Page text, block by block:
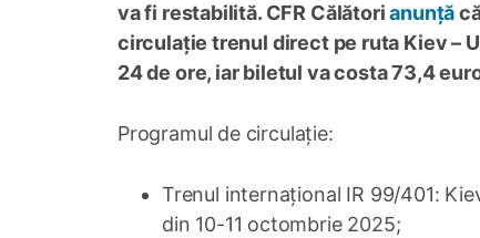
va fi restabilită. CFR Călătorianunță
circulație trenul direct pe ruta Kiev –
24 de ore, iar biletul va costa 73,4
Programul de circulație:
Trenul internațional IR 99/401:
din 10-11 octombrie 2025;